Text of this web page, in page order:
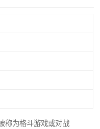
称为格斗游戏或对战